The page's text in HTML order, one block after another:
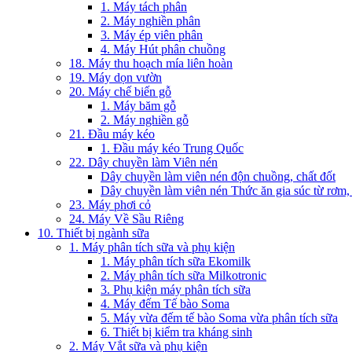
1. Máy tách phân
2. Máy nghiền phân
3. Máy ép viên phân
4. Máy Hút phân chuồng
18. Máy thu hoạch mía liên hoàn
19. Máy dọn vườn
20. Máy chế biến gỗ
1. Máy băm gỗ
2. Máy nghiền gỗ
21. Đầu máy kéo
1. Đầu máy kéo Trung Quốc
22. Dây chuyền làm Viên nén
Dây chuyền làm viên nén độn chuồng, chất đốt
Dây chuyền làm viên nén Thức ăn gia súc từ
23. Máy phơi cỏ
24. Máy Về Sầu Riêng
10. Thiết bị ngành sữa
1. Máy phân tích sữa và phụ kiện
1. Máy phân tích sữa Ekomilk
2. Máy phân tích sữa Milkotronic
3. Phụ kiện máy phân tích sữa
4. Máy đếm Tế bào Soma
5. Máy vừa đếm tế bào Soma vừa phân tích sữa
6. Thiết bị kiểm tra kháng sinh
2. Máy Vắt sữa và phụ kiện